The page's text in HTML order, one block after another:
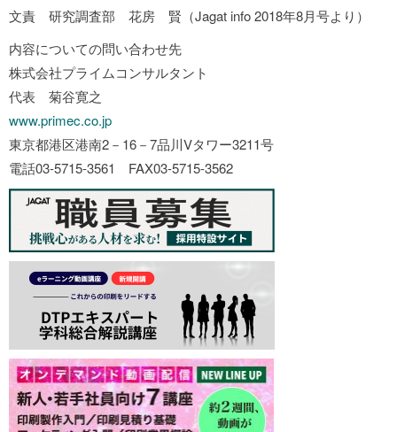
文責 研究調査部 花房 賢（Jagat info 2018年8月号より）
内容についての問い合わせ先
株式会社プライムコンサルタント
代表 菊谷寛之
www.primec.co.jp
東京都港区港南2－16－7品川Vタワー3211号
電話03-5715-3561 FAX03-5715-3562